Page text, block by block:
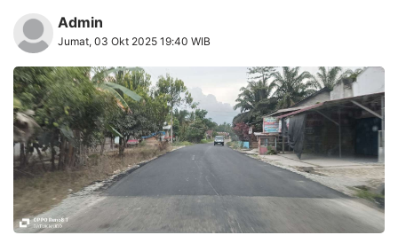
Admin
Jumat, 03 Okt 2025 19:40 WIB